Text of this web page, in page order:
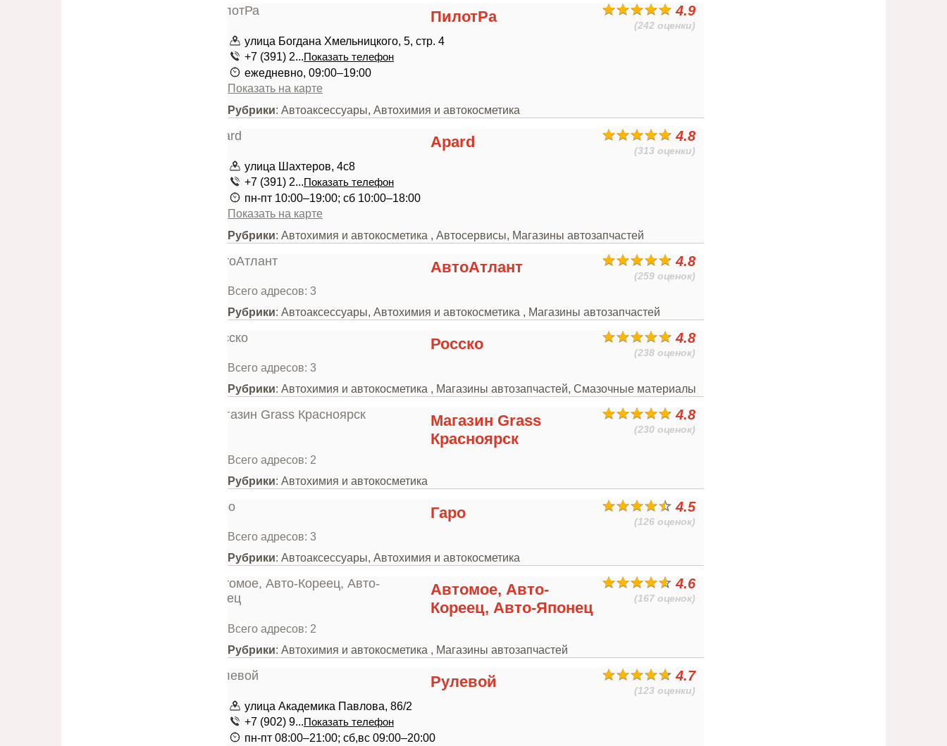
4.9
(242 оценки)
ПилотРа
улица Богдана Хмельницкого, 5, стр. 4
+7 (391) 2...Показать телефон
ежедневно, 09:00–19:00
Показать на карте
Рубрики: Автоаксессуары, Автохимия и автокосметика
4.8
(313 оценки)
Apard
улица Шахтеров, 4с8
+7 (391) 2...Показать телефон
пн-пт 10:00–19:00; сб 10:00–18:00
Показать на карте
Рубрики: Автохимия и автокосметика , Автосервисы, Магазины автозапчастей
4.8
(259 оценок)
АвтоАтлант
Всего адресов: 3
Рубрики: Автоаксессуары, Автохимия и автокосметика , Магазины автозапчастей
4.8
(238 оценок)
Росско
Всего адресов: 3
Рубрики: Автохимия и автокосметика , Магазины автозапчастей, Смазочные материалы
4.8
(230 оценок)
Магазин Grass
Красноярск
Всего адресов: 2
Рубрики: Автохимия и автокосметика
4.5
(126 оценок)
Гаро
Всего адресов: 3
Рубрики: Автоаксессуары, Автохимия и автокосметика
4.6
(167 оценок)
Автомое, Авто-
Кореец, Авто-Японец
Всего адресов: 2
Рубрики: Автохимия и автокосметика , Магазины автозапчастей
4.7
(123 оценки)
Рулевой
улица Академика Павлова, 86/2
+7 (902) 9...Показать телефон
пн-пт 08:00–21:00; сб,вс 09:00–20:00